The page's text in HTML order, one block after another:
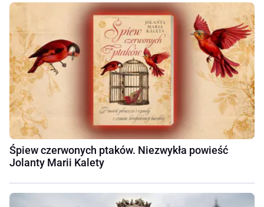
Śpiew czerwonych ptaków. Niezwykła powieść
Jolanty Marii Kalety